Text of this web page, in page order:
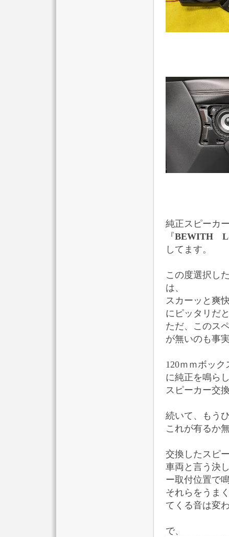
純正スピーカ
『BEWITH L-
してます。
この度選択し
は、
スカーッと爽
にピッタリだ
ただ、このス
が無いのも事
120ｍｍボッ
に純正を鳴ら
スピーカー交
続いて、もう
これが有るか
交換したスピ
車両と言う決
ー取付位置で
それらをうま
てくる音は変
で、